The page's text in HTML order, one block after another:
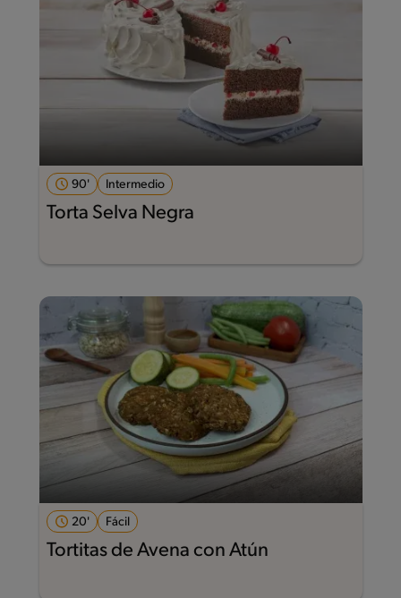
90' Intermedio
Torta Selva Negra
20' Fácil
Tortitas de Avena con Atún